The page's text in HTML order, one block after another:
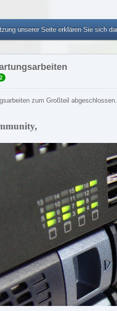
unserer Seite erklären Sie sich
zum Großteil